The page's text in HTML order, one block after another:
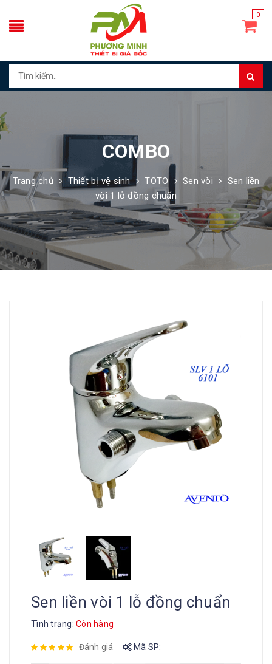
0
COMBO
Trang chủ Thiết bị vệ sinh TOTO Sen vòi
Sen liền
vòi 1 lỗ đồng chuẩn
Sen liền vòi 1 lỗ đồng chuẩn
Tình trạng: Còn hàng
Đánh giá Mã SP: